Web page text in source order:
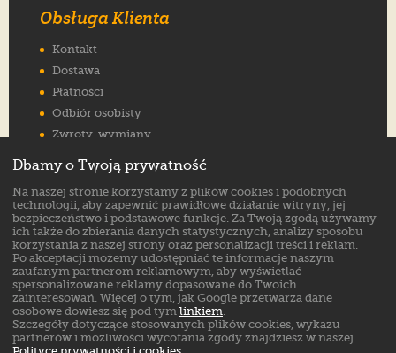
Obsługa Klienta
Kontakt
Dostawa
Płatności
Odbiór osobisty
Zwroty, wymiany
Jak wybrać rozmiar
FAQ
Znajdź nas na:
Dbamy o Twoją prywatność
Na naszej stronie korzystamy z plików cookies i podobnych
technologii, aby zapewnić prawidłowe działanie witryny, jej
bezpieczeństwo i podstawowe funkcje. Za Twoją zgodą używamy
ich także do zbierania danych statystycznych, analizy sposobu
korzystania z naszej strony oraz personalizacji treści i reklam.
Po akceptacji możemy udostępniać te informacje naszym
zaufanym partnerom reklamowym, aby wyświetlać
spersonalizowane reklamy dopasowane do Twoich
zainteresowań. Więcej o tym, jak Google przetwarza dane
osobowe dowiesz się pod tym linkiem.
Szczegóły dotyczące stosowanych plików cookies, wykazu
partnerów i możliwości wycofania zgody znajdziesz w naszej